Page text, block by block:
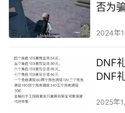
否为
2024年
DNF
DNF
2025年1